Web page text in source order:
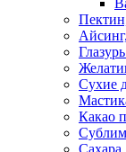
Сухие
Какао
Сахара